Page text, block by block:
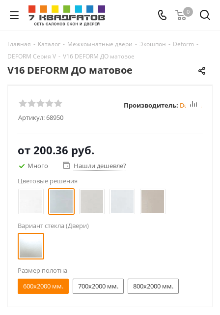
0
Главная - Каталог - Межкомнатные двери - Экошпон - Deform -
DEFORM Серия V - V16 DEFORM ДО матовое
V16 DEFORM ДО матовое
Артикул:68950
Производитель: Deform
от 200.36 руб.
Много
Нашли дешевле?
Цветовые решения
Вариант стекла (Двери)
Размер полотна
600x2000 мм.
700x2000 мм. 800x2000 мм.